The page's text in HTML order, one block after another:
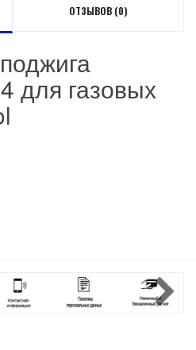
ОТЗЫВОВ (0)
для газовых